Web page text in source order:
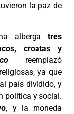
la paz de
alberga tres
croatas y
reemplazó
ya que
país dividido, y
política y social.
, y la moneda